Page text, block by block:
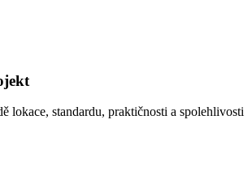
lokace, standardu, praktičnosti a spolehlivosti